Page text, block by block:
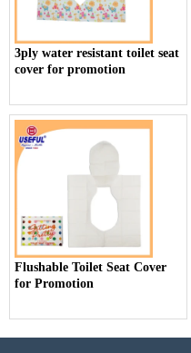
3ply water resistant toilet seat
cover for promotion
Flushable Toilet Seat Cover
for Promotion